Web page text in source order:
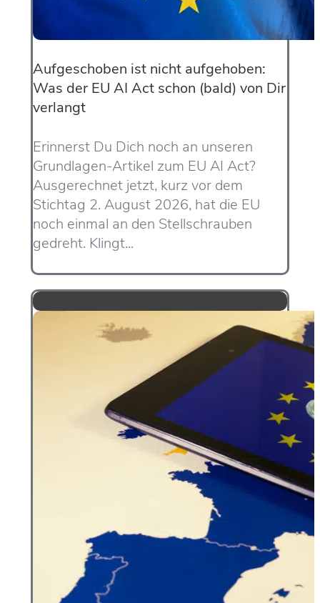
Aufgeschoben ist nicht aufgehoben:
Was der EU AI Act schon (bald) von Dir
verlangt
Erinnerst Du Dich noch an unseren
Grundlagen-Artikel zum EU AI Act?
Ausgerechnet jetzt, kurz vor dem
Stichtag 2. August 2026, hat die EU
noch einmal an den Stellschrauben
gedreht. Klingt...